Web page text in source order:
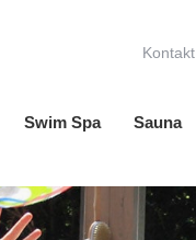
Swim Spa Sauna
Kontakt